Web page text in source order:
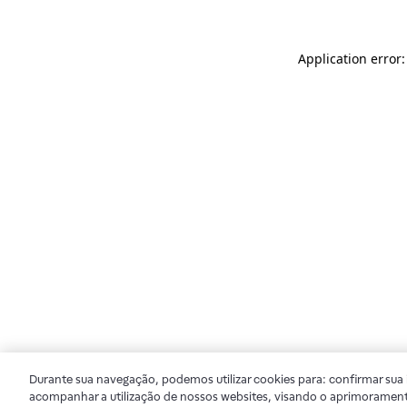
Application
Durante sua navegação, podemos utilizar cookies para: confirmar
acompanhar a utilização de nossos websites, visando o